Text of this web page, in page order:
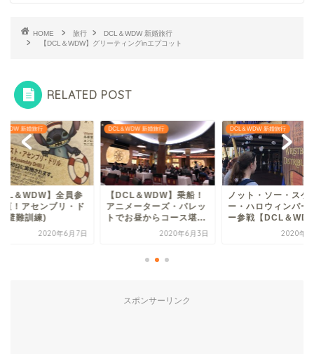
HOME 旅行
DCL＆WDW 新婚旅行
【DCL＆WDW】グリーティングinエプコット
RELATED POST
WDW 新婚旅行
＆WDW】乗船！
メーターズ・パレッ
お昼からコース堪...
2020年6月3日
DCL＆WDW 新婚旅行
ノット・ソー・スケアリ
ー・ハロウィンパーティ
ー参戦【DCL＆WDW...
2020年9月8日
DCL＆WDW 新婚旅行
【DCL＆WDW】全
加必須！アセンブリ
リル(避難訓練)
2020年6
スポンサーリンク